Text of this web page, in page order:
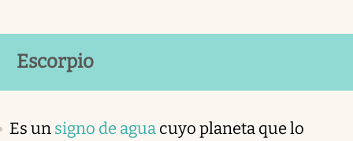
Escorpio
Es un signo de agua cuyo planeta que lo